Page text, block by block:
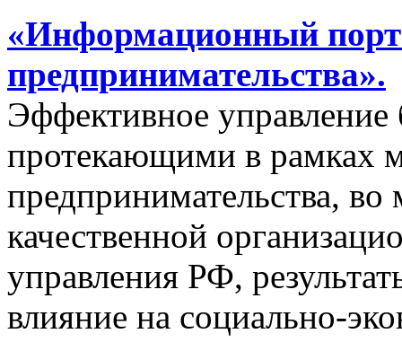
«Информационный
предпринимательства».
Эффективное управление
протекающими в рамках
предпринимательства,
качественной
управления РФ,
влияние на социально-